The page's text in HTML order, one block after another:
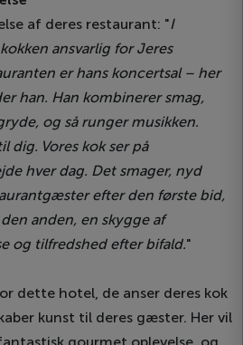
af deres restaurant: "I
ansvarlig for Jeres
er hans koncertsal – her
han. Han kombinerer smag,
og så runger musikken.
dig. Vores kok ser på
hver dag. Det smager, nyd
efter den første bid,
anden, en skygge af
og tilfredshed efter bifald."
dette hotel, de anser deres kok
kunst til deres gæster. Her vil
gourmet oplevelse, og